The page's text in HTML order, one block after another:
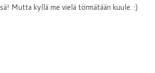
Mutta kyllä me vielä törmätään kuule. :)